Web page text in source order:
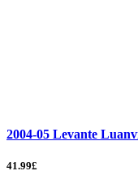
2004-05 Levante
41.99£